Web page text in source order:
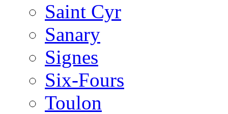
Saint Cyr
Sanary
Signes
Six-Fours
Toulon